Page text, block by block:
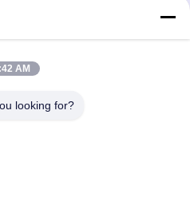
AM
looking for?